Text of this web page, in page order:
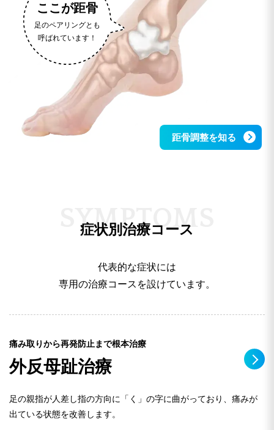
距骨調整を知る
ここが距骨
足のペアリングとも
呼ばれています！
症状別治療コース
YMPTO M
代表的な症状には
専用の治療コースを設けています。
痛み取りから再発防止まで根本治療
外反母趾治療
足の親指が人差し指の方向に「く」の字に曲がっており、痛みが
出ている状態を改善します。